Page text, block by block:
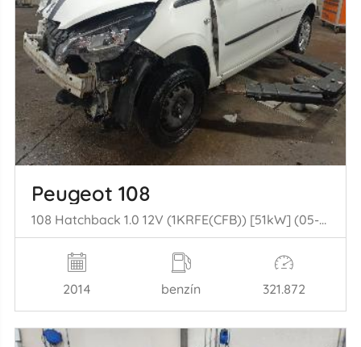
Peugeot 108
108 Hatchback 1.0 12V (1KRFE(CFB)) [51kW] (05-2014/...)
2014 benzín 321.872